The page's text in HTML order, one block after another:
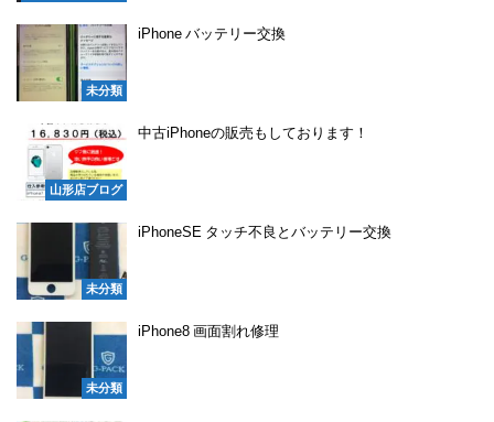
未分類
iPhone バッテリー交換
山形店ブログ
中古iPhoneの販売もしております！
未分類
iPhoneSE タッチ不良とバッテリー交換
未分類
iPhone8 画面割れ修理